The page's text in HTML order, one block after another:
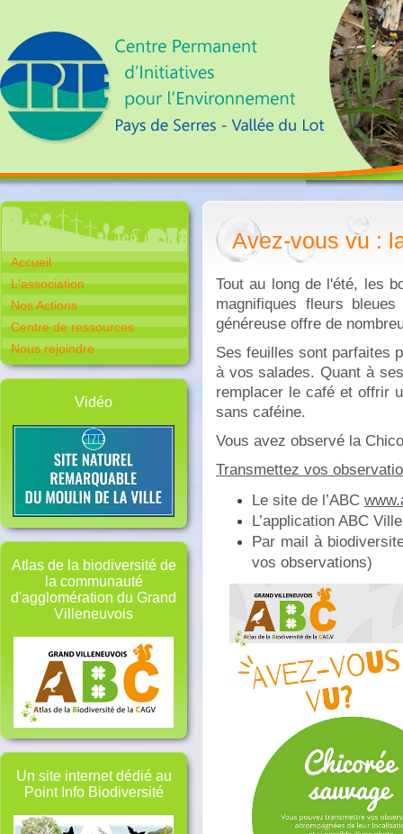
Accueil
L'association
Nos Actions
Centre de ressources
Nous rejoindre
Vidéo
Atlas de la biodiversité de
la communauté
d'agglomération du Grand
Villeneuvois
Un site internet dédié au
Point Info Biodiversité
Avez-vous vu :
Tout au long de l'été, les
magnifiques fleurs
généreuse offre de
Ses feuilles sont parfaites
à vos salades. Quant à
remplacer le café et offrir
sans caféine.
Vous avez observé la
Transmettez vos
Le site de l’ABC
L’application ABC
Par mail à
vos observations)